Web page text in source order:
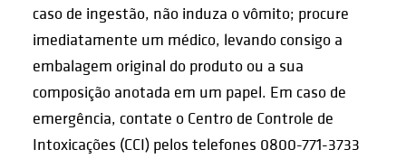
caso de ingestão, não induza o vômito; procure
imediatamente um médico, levando consigo a
embalagem original do produto ou a sua
composição anotada em um papel. Em caso de
emergência, contate o Centro de Controle de
Intoxicações (CCI) pelos telefones 0800-771-3733